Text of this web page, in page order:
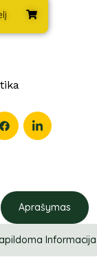
Aprašymas
Informacija